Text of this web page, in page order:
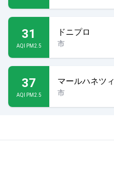
31
AQI PM2.5
ドニプロ
市
37
AQI PM2.5
マールハネツィ
市